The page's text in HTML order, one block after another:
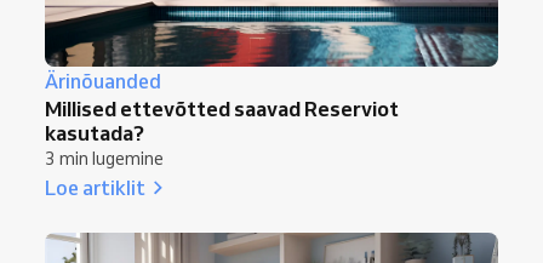
Ärinõuanded
Millised ettevõtted saavad Reserviot
kasutada?
3 min lugemine
Loe artiklit